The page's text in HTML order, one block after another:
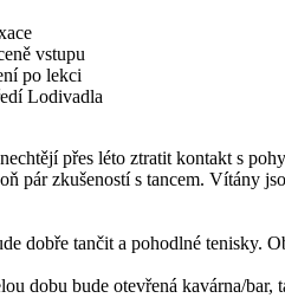
vstupu
po lekci
Lodivadla
přes léto ztratit kontakt s
pár zkušeností s tancem. Vítány
dobře tančit a pohodlné tenisky.
dobu bude otevřená kavárna/